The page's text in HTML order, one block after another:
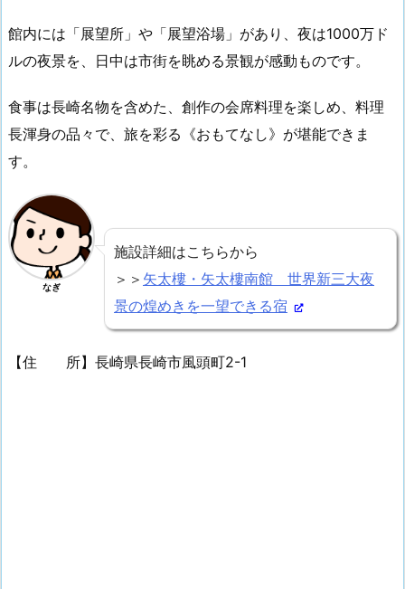
館内には「展望所」や「展望浴場」があり、夜は1000万ド
ルの夜景を、日中は市街を眺める景観が感動ものです。
食事は長崎名物を含めた、創作の会席料理を楽しめ、料理
長渾身の品々で、旅を彩る《おもてなし》が堪能できま
す。
なぎ
施設詳細はこちらから
＞＞ 矢太樓・矢太樓南館 世界新三大夜
景の煌めきを一望できる宿
【住 所】長崎県長崎市風頭町2-1